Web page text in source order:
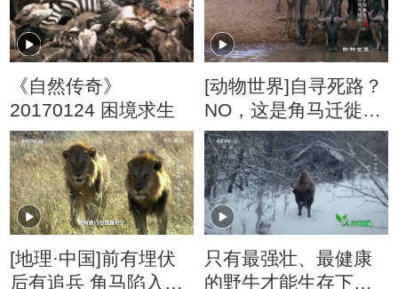
《自然传奇》
20170124 困境求生
[动物世界]自寻死路？
NO，这是角马迁徙的
本能
[地理·中国]前有埋伏
后有追兵 角马陷入生
只有最强壮、最健康
的野牛才能生存下来